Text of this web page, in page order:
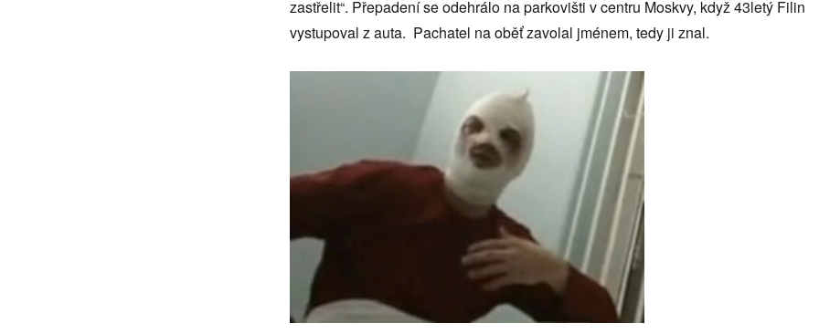
zastřelit“. Přepadení se odehrálo na parkovišti v centru Moskvy, když 43letý Filin
vystupoval z auta. Pachatel na oběť zavolal jménem, tedy ji znal.